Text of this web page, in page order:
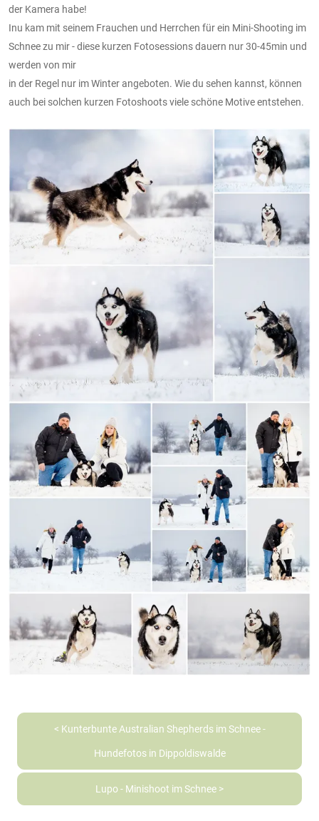
der Kamera habe!
Inu kam mit seinem Frauchen und Herrchen für ein Mini-Shooting im
Schnee zu mir - diese kurzen Fotosessions dauern nur 30-45min und
werden von mir
in der Regel nur im Winter angeboten. Wie du sehen kannst, können
auch bei solchen kurzen Fotoshoots viele schöne Motive entstehen.
< Kunterbunte Australian Shepherds im Schnee -
Hundefotos in Dippoldiswalde
Lupo - Minishoot im Schnee >